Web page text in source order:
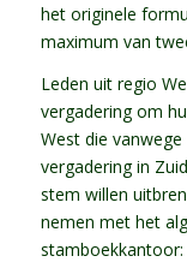
het originele
maximum van
Leden uit regio
vergadering om
West die
vergadering in
stem willen
nemen met het
stamboekkantoor: